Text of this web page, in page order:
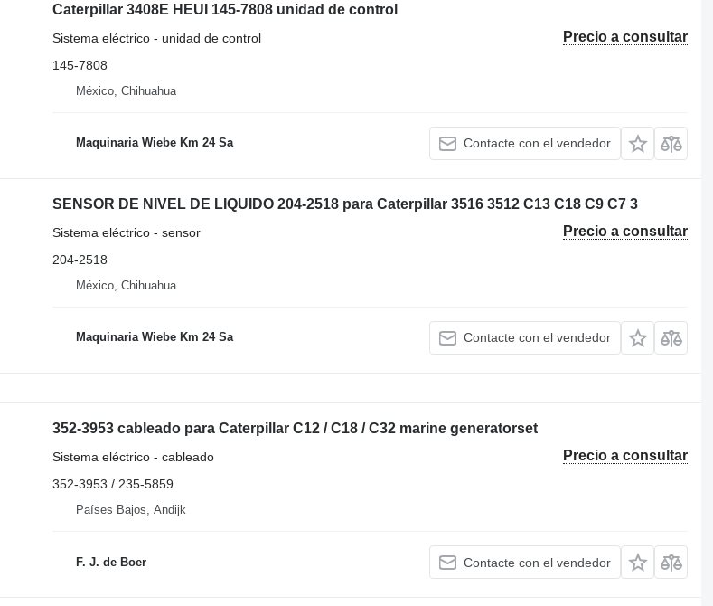
Caterpillar 3408E HEUI 145-7808 unidad de control
Precio a consultar
Sistema eléctrico - unidad de control
145-7808
México, Chihuahua
Maquinaria Wiebe Km 24 Sa Contacte con el vendedor
SENSOR DE NIVEL DE LIQUIDO 204-2518 para Caterpillar 3516 3512 C13 C18 C9 C7 3
Precio a consultar
Sistema eléctrico - sensor
204-2518
México, Chihuahua
Maquinaria Wiebe Km 24 Sa Contacte con el vendedor
352-3953 cableado para Caterpillar C12 / C18 / C32 marine generatorset
Precio a consultar
Sistema eléctrico - cableado
352-3953 / 235-5859
Países Bajos, Andijk
F. J. de Boer Contacte con el vendedor